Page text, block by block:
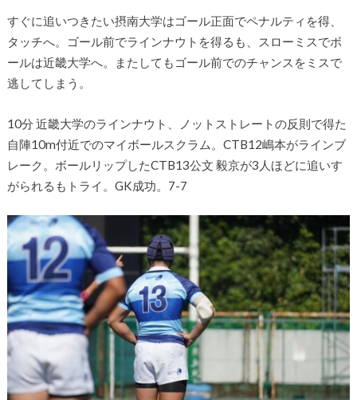
すぐに追いつきたい摂南大学はゴール正面でペナルティを得、
タッチへ。ゴール前でラインナウトを得るも、スローミスでボ
ールは近畿大学へ。またしてもゴール前でのチャンスをミスで
逃してしまう。
10分 近畿大学のラインナウト、ノットストレートの反則で得た
自陣10m付近でのマイボールスクラム。CTB12嶋本がラインブ
レーク。ボールリップしたCTB13公文 毅京が3人ほどに追いす
がられるもトライ。GK成功。7-7